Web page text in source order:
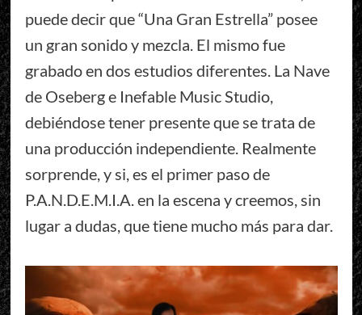
puede decir que “Una Gran Estrella” posee
un gran sonido y mezcla. El mismo fue
grabado en dos estudios diferentes. La Nave
de Oseberg e Inefable Music Studio,
debiéndose tener presente que se trata de
una producción independiente. Realmente
sorprende, y si, es el primer paso de
P.A.N.D.E.M.I.A. en la escena y creemos, sin
lugar a dudas, que tiene mucho más para dar.